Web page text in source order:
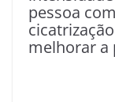
pessoa
melhorar a